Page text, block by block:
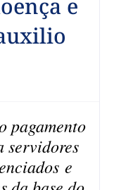
e
pagamento
servidores
e